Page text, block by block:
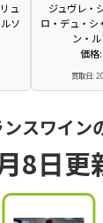
ュ
ソ
ジュヴレ・
ロ・デュ・シ
ン・
価格
買取日:
スワイン
8日更